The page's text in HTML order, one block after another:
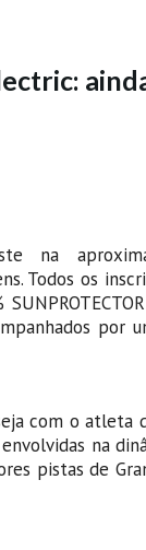
na
Todos os
com o atleta
na
pistas de